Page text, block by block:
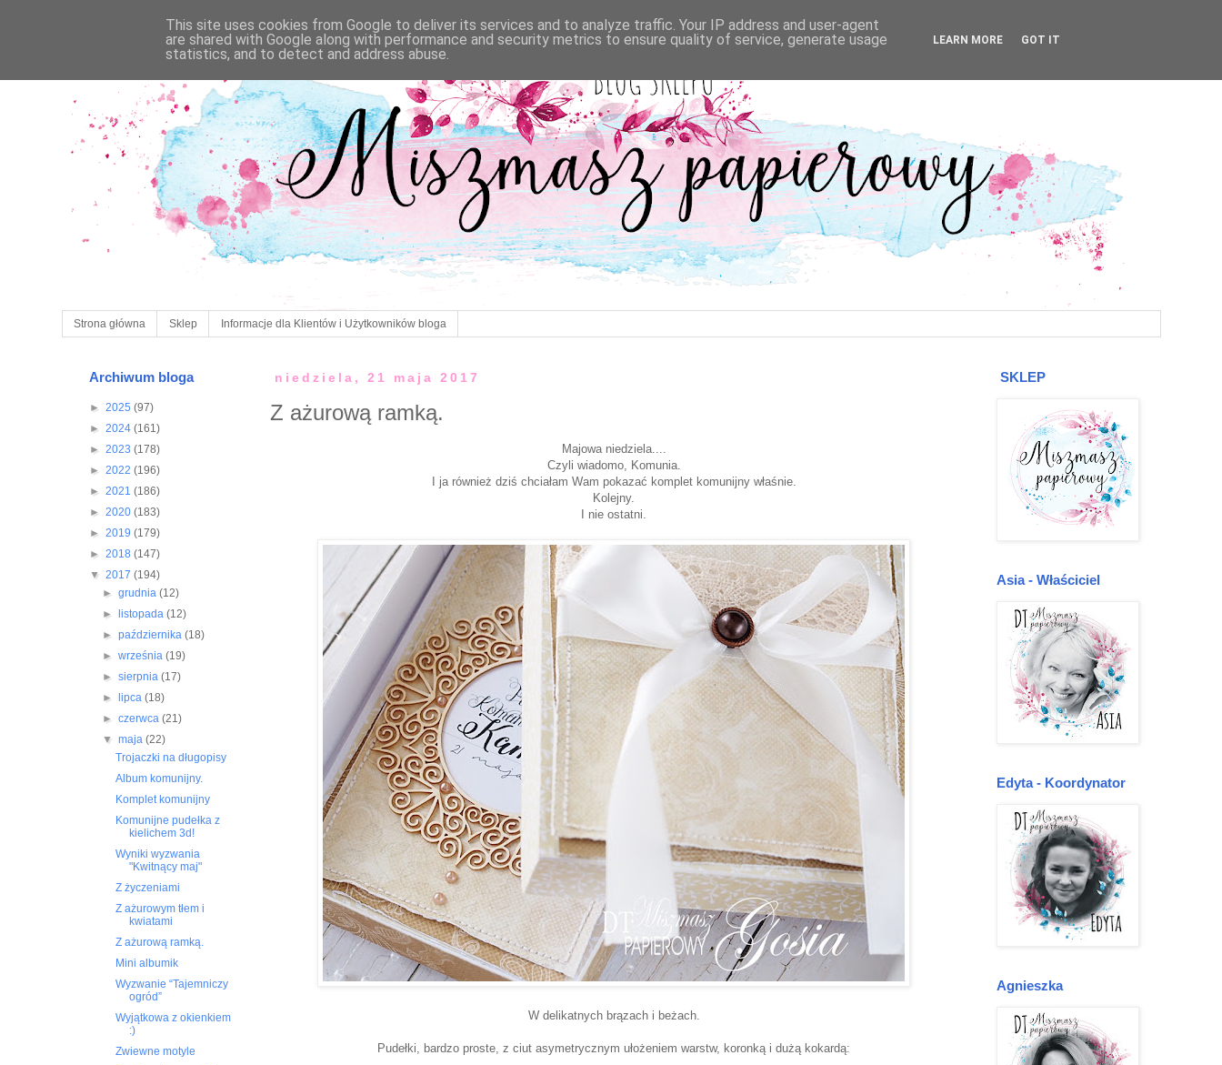
Strona główna Sklep Informacje dla Klientów i Użytkowników bloga
niedziela, 21 maja 2017
Z ażurową ramką.
Majowa niedziela....
Czyli wiadomo, Komunia.
I ja również dziś chciałam Wam pokazać komplet komunijny właśnie.
Kolejny.
I nie ostatni.
W delikatnych brązach i beżach.
Pudełki, bardzo proste, z ciut asymetrycznym ułożeniem warstw, koronką i dużą kokardą:
Archiwum bloga
► 2025 (97)
► 2024 (161)
► 2023 (178)
► 2022 (196)
► 2021 (186)
► 2020 (183)
► 2019 (179)
► 2018 (147)
▼ 2017 (194)
► grudnia (12)
►
listopada (12)
► października (18)
► września (19)
► sierpnia (17)
►
lipca (18)
► czerwca (21)
▼ maja (22)
Trojaczki na długopisy
Album komunijny.
Komplet komunijny
Komunijne pudełka z
kielichem 3d!
Wyniki wyzwania
"Kwitnący maj"
Z życzeniami
Z ażurowym tłem i
kwiatami
Z ażurową ramką.
Mini albumik
Wyzwanie “Tajemniczy
ogród”
Wyjątkowa z okienkiem
:)
Zwiewne motyle
SKLEP
Asia - Właściciel
Edyta - Koordynator
Agnieszka
This site uses cookies from Google to deliver its services and to analyze traffic. Your IP address and user-agent
are shared with Google along with performance and security metrics to ensure quality of service, generate usage
statistics, and to detect and address abuse.
LEARN MORE GOT IT